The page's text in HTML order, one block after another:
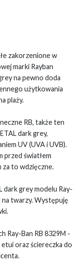
zakorzenione w
marki Rayban
na pewno doda
użytkowania
plaży.
RB, także ten
dark grey,
UV (UVA i UVB).
przed światłem
za to wdzięczne.
dark grey modelu Ray-
twarzy. Występuję
Ray-Ban RB 8329M -
oraz ściereczka do